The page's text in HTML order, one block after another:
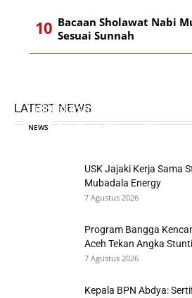
Bacaan Sholawat Nabi
Sesuai Sunnah
LATEST NEWS
Jadi Orkestrator Pembangunan
NEWS Riza Mirza - 7 Agustus 2026
USK Jajaki Kerja Sama
Mubadala Energy
7 Agustus 2026
Program Bangga
Aceh Tekan Angka
7 Agustus 2026
Kepala BPN Abdya: